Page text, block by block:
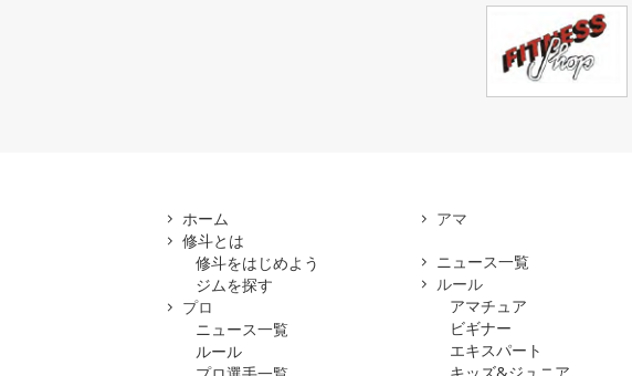
ホーム
修斗とは
修斗をはじめよう
ジムを探す
プロ
ニュース一覧
ルール
アマ
ニュース一覧
ルール
アマチュア
ビギナー
エキスパート